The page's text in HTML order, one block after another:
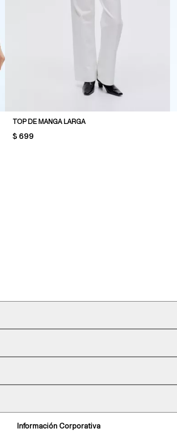
TOP DE MANGA LARGA
PRICE:
$ 699
Información Corporativa